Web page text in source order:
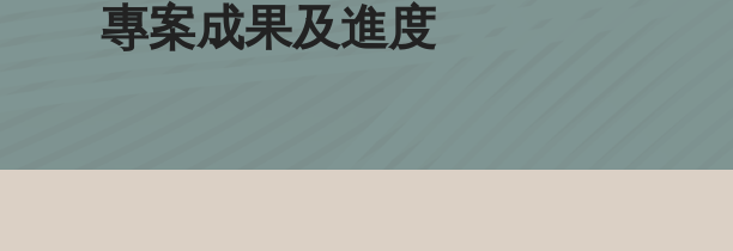
專案成果及進度